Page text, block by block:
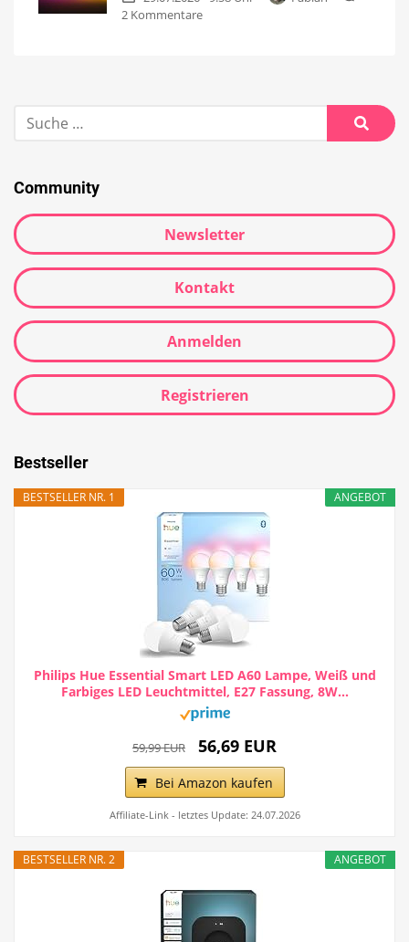
2 Kommentare
Community
Newsletter
Kontakt
Anmelden
Registrieren
Bestseller
ANGEBOT
BESTSELLER NR. 1
Philips Hue Essential Smart LED A60 Lampe, Weiß und
Farbiges LED Leuchtmittel, E27 Fassung, 8W...
59,99 EUR 56,69 EUR
Bei Amazon kaufen
Affiliate-Link - letztes Update: 24.07.2026
ANGEBOT
BESTSELLER NR. 2